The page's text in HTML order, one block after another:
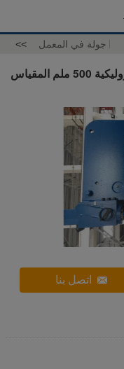
جولة في المعمل >>
نظام التحكم E21 الفرامل المعدنية الهيدروليكية 500 ملم المقياس
اتصل بنا